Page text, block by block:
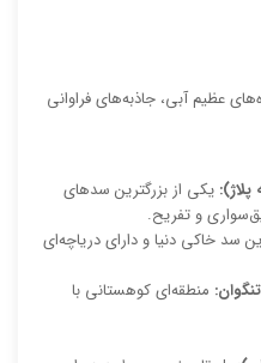
عظیم آبی، جاذبه‌های فراوانی
یکی از بزرگترین سدهای
و تفریح.
سد خاکی دنیا و دارای دریاچه‌ای
منطقه‌ای کوهستانی با